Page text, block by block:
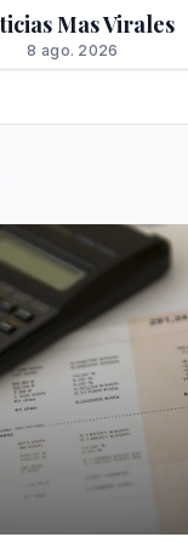
Mas Virales
8 ago. 2026